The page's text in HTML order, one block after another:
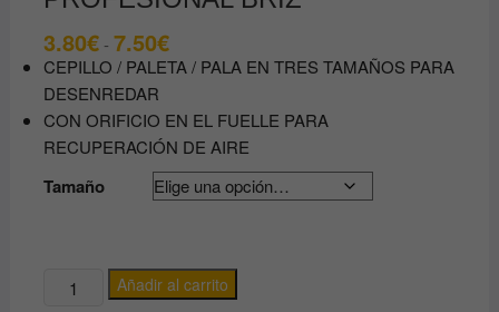
3.80€ - 7.50€Rango
de
precios:
hasta
7.50€
CEPILLO / PALETA / PALA EN TRES TAMAÑOS PARA
DESENREDAR
CON ORIFICIO EN EL FUELLE PARA
RECUPERACIÓN DE AIRE
Tamaño
CEPILLO
Añadir al carrito